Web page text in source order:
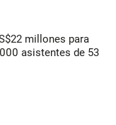
millones para
asistentes de 53